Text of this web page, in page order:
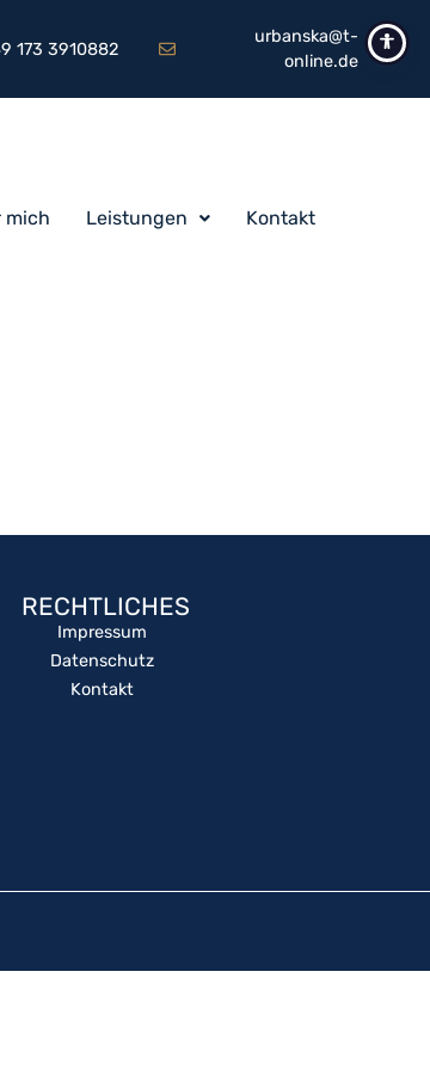
173 3910882
urbanska@t-
online.de
mich Leistungen Kontakt
RECHTLICHES
Impressum
Datenschutz
Kontakt